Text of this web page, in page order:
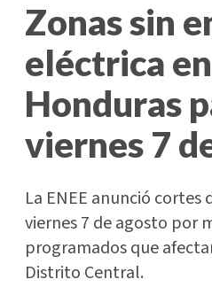
Zonas sin
eléctrica en
Honduras
viernes 7
La ENEE anunció cortes
viernes 7 de agosto por
programados que
Distrito Central.